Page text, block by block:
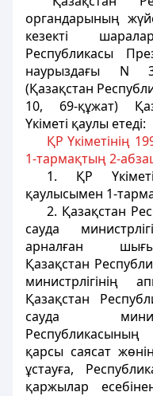
органдарының
кезектi
Республикасы
наурыздағы N
(Қазақстан
10, 69-құжат)
Үкiметi қаулы етедi:
ҚР Үкiметiнiң
1-тармақтың 2-
1. ҚР
қаулысымен 1-
2. Қазақстан
сауда
арналған
Қазақстан
министрлiгiнiң
Қазақстан
сауда
қарсы саясат
ұстауға,
қаржылар